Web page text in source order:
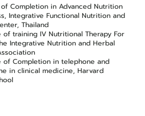
Completion in Advanced Nutrition
Integrative Functional Nutrition and
Thailand
training IV Nutritional Therapy For
Integrative Nutrition and Herbal
of Completion in telephone and
in clinical medicine, Harvard